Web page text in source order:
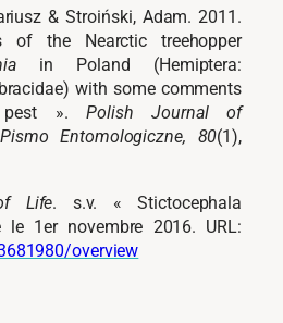
& Stroiński, Adam. 2011.
the Nearctic treehopper
in Poland (Hemiptera:
with some comments
pest ».Polish Journal of
Entomologiczne, 80(1),
Life. s.v. « Stictocephala
le 1er novembre 2016. URL:
overview